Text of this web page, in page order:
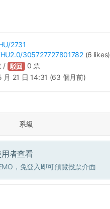
/2731
/305727727801782 (6 likes)
/ 駁回 0 票
月 21 日 14:31 (63 個月前)
系級
者查看
，免登入即可預覽投票介面